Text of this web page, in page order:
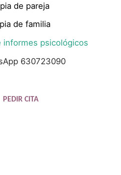
de pareja
de familia
informes psicológicos
630723090
PEDIR CITA